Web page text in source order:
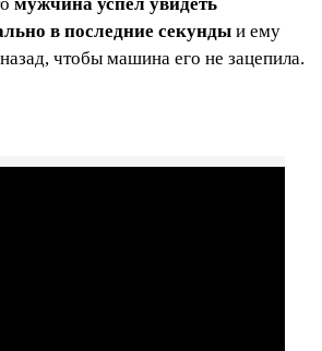
в последние секунды и ему
чтобы машина его не зацепила.